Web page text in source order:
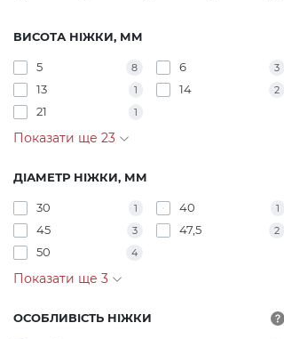
ВИСОТА НІЖКИ, ММ
5 8 6 3
13 1 14 2
21 1
Показати ще 23
ДІАМЕТР НІЖКИ, ММ
30 1 40 1
45 3 47,5 2
50 4
Показати ще 3
ОСОБЛИВІСТЬ НІЖКИ